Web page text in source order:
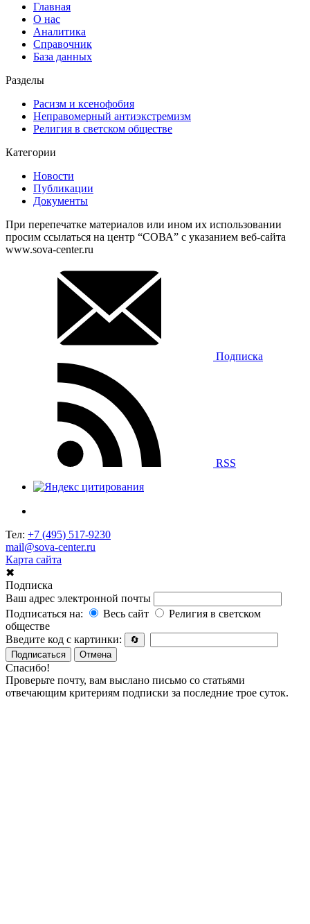
Главная
О нас
Аналитика
Справочник
База данных
Разделы
Расизм и ксенофобия
Неправомерный антиэкстремизм
Религия в светском обществе
Категории
Новости
Публикации
Документы
При перепечатке материалов или ином их использовании
просим ссылаться на центр “СОВА” с указанием веб-сайта
www.sova-center.ru
Подписка
RSS
Тел: +7 (495) 517-9230
mail@sova-center.ru
Карта сайта
✖
Подписка
Ваш адрес электронной почты
Подписаться на:
Весь сайт
Религия в светском
обществе
Введите код с картинки:
🔄
Подписаться
Отмена
Спасибо!
Проверьте почту, вам выслано письмо со статьями
отвечающим критериям подписки за последние трое суток.